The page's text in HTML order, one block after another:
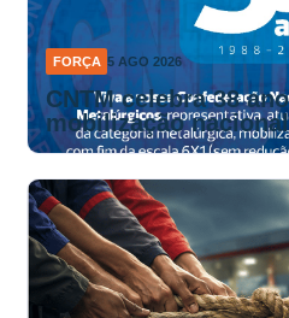
FORÇA 5 AGO 2026
CNTM celebra 38
mobilização nacional